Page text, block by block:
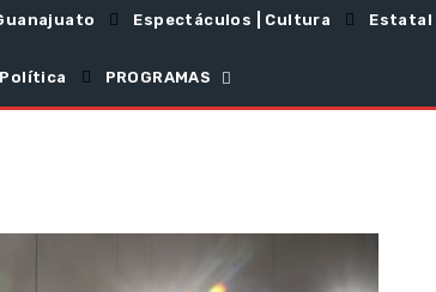
Espectáculos | Cultura Estatal
Política PROGRAMAS